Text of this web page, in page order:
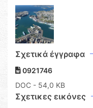
Σχετικά έγγραφα
0921746
DOC - 54,0 KB
Σχετικες εικόνες